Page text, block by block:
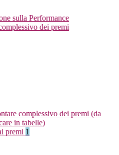
sulla Performance
dei premi
complessivo dei premi (da
in tabelle)
premi 1